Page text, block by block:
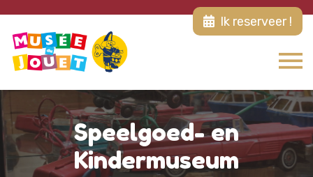
Ik reserveer !
Speelgoed- en
Kindermuseum